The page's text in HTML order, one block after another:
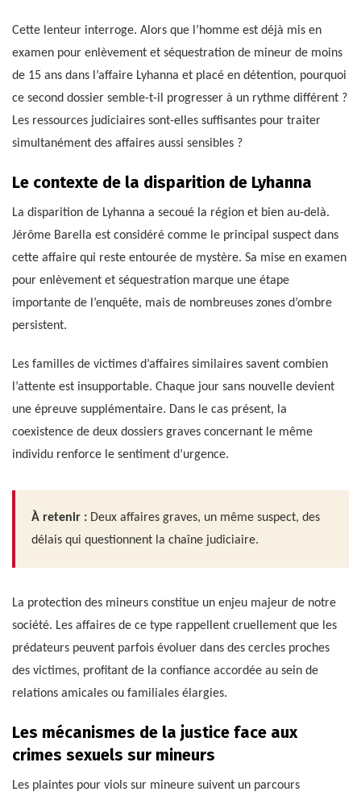
Cette lenteur interroge. Alors que l’homme est déjà mis en
examen pour enlèvement et séquestration de mineur de moins
de 15 ans dans l’affaire Lyhanna et placé en détention, pourquoi
ce second dossier semble-t-il progresser à un rythme différent ?
Les ressources judiciaires sont-elles suffisantes pour traiter
simultanément des affaires aussi sensibles ?
Le contexte de la disparition de Lyhanna
La disparition de Lyhanna a secoué la région et bien au-delà.
Jérôme Barella est considéré comme le principal suspect dans
cette affaire qui reste entourée de mystère. Sa mise en examen
pour enlèvement et séquestration marque une étape
importante de l’enquête, mais de nombreuses zones d’ombre
persistent.
Les familles de victimes d’affaires similaires savent combien
l’attente est insupportable. Chaque jour sans nouvelle devient
une épreuve supplémentaire. Dans le cas présent, la
coexistence de deux dossiers graves concernant le même
individu renforce le sentiment d’urgence.
À retenir : Deux affaires graves, un même suspect, des
délais qui questionnent la chaîne judiciaire.
La protection des mineurs constitue un enjeu majeur de notre
société. Les affaires de ce type rappellent cruellement que les
prédateurs peuvent parfois évoluer dans des cercles proches
des victimes, profitant de la confiance accordée au sein de
relations amicales ou familiales élargies.
Les mécanismes de la justice face aux
crimes sexuels sur mineurs
Les plaintes pour viols sur mineure suivent un parcours